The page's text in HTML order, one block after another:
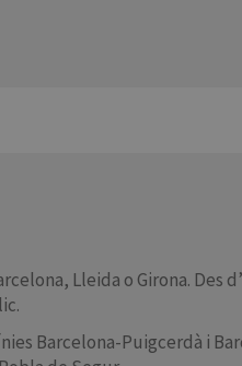
Lleida o Girona. Des
Barcelona-Puigcerdà i